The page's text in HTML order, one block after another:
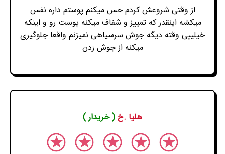
از وقتی شروعش کردم حس میکنم پوستم داره نفس
میکشه اینقدر که تمییز و شفاف میکنه پوست رو و اینکه
خیلییی وقته دیگه جوش سرسیاهی نمیزنم واقعا جلوگیری
میکنه از جوش زدن
هلیا .خ ( خریدار )